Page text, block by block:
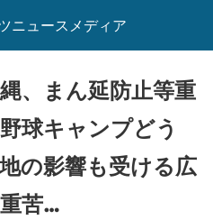
ニュースメディア
、まん延防止等重
球キャンプどう
の影響も受ける広
苦…